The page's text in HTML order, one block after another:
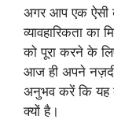
अगर आप एक ऐसी
व्यावहारिकता
को पूरा करने के
आज ही अपने
अनुभव करें कि यह
क्यों है।